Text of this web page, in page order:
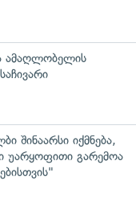
ამაღლობელის
შინაარსი იქმნება,
უარყოფითი გარემოა